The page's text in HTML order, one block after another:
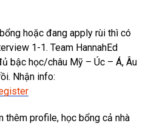
hoặc đang apply rùi thì có
1-1. Team HannahEd
bậc học/châu Mỹ – Úc – Á, Âu
Nhận info:
thêm profile, học bổng cả nhà